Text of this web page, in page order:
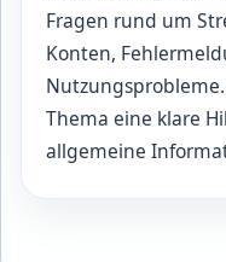
Fragen rund um
Konten,
Thema eine klare
allgemeine